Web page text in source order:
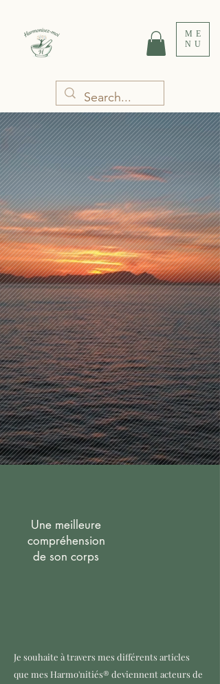
ME
NU
Une meilleure
compréhension
de son corps
Je souhaite à travers mes différents articles
que mes Harmo'nitiés® deviennent acteurs de